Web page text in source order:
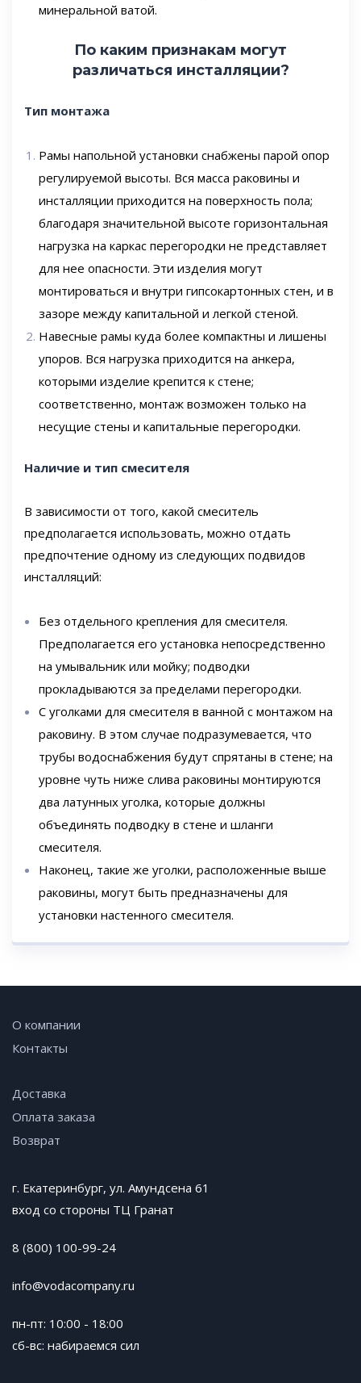
минеральной ватой.
По каким признакам могут
различаться инсталляции?
Тип монтажа
Рамы напольной установки снабжены парой опор
регулируемой высоты. Вся масса раковины и
инсталляции приходится на поверхность пола;
благодаря значительной высоте горизонтальная
нагрузка на каркас перегородки не представляет
для нее опасности. Эти изделия могут
монтироваться и внутри гипсокартонных стен, и в
зазоре между капитальной и легкой стеной.
Навесные рамы куда более компактны и лишены
упоров. Вся нагрузка приходится на анкера,
которыми изделие крепится к стене;
соответственно, монтаж возможен только на
несущие стены и капитальные перегородки.
Наличие и тип смесителя
В зависимости от того, какой смеситель
предполагается использовать, можно отдать
предпочтение одному из следующих подвидов
инсталляций:
Без отдельного крепления для смесителя.
Предполагается его установка непосредственно
на умывальник или мойку; подводки
прокладываются за пределами перегородки.
С уголками для смесителя в ванной с монтажом на
раковину. В этом случае подразумевается, что
трубы водоснабжения будут спрятаны в стене; на
уровне чуть ниже слива раковины монтируются
два латунных уголка, которые должны
объединять подводку в стене и шланги
смесителя.
Наконец, такие же уголки, расположенные выше
раковины, могут быть предназначены для
установки настенного смесителя.
О компании
Контакты
Доставка
Оплата заказа
Возврат
г. Екатеринбург, ул. Амундсена 61
вход со стороны ТЦ Гранат
8 (800) 100-99-24
info@vodacompany.ru
пн-пт: 10:00 - 18:00
сб-вс: набираемся сил